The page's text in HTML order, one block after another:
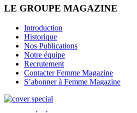
LE GROUPE MAGAZINE
Introduction
Historique
Nos Publications
Notre équipe
Recrutement
Contacter Femme Magazine
S’abonner à Femme Magazine